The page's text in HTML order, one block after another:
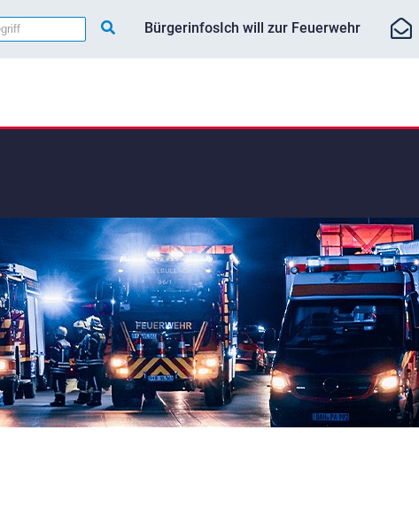
BürgerinfosIch will zur Feuerwehr